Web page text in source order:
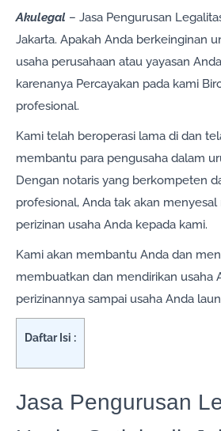
Akulegal – Jasa Pengurusan
Jakarta. Apakah Anda berkeinginan
usaha perusahaan atau yayasan
karenanya Percayakan pada kami
profesional.
Kami telah beroperasi lama di dan
membantu para pengusaha dalam
Dengan notaris yang berkompeten
profesional, Anda tak akan
perizinan usaha Anda kepada kami.
Kami akan membantu Anda dan
membuatkan dan mendirikan usaha
perizinannya sampai usaha Anda
Daftar Isi :
Jasa Pengurusan